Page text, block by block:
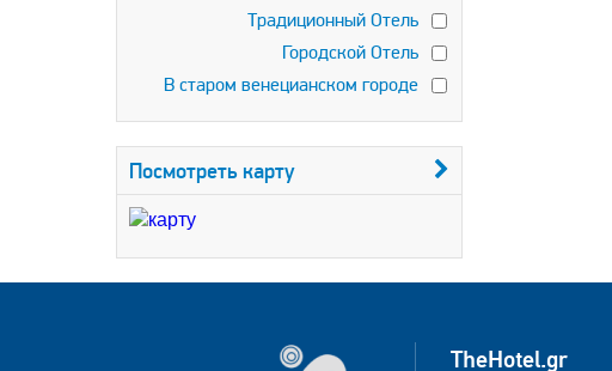
Традиционный Отель
Городской Отель
В старом венецианском городе
Посмотреть карту
TheHotel.gr